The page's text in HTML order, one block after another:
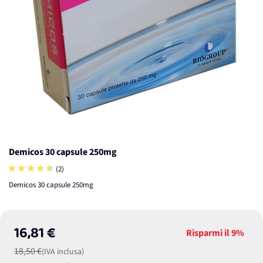
Demicos 30 capsule 250mg
(2)
Demicos 30 capsule 250mg
16,81 €
18,50 €(IVA inclusa)
Risparmi il9%